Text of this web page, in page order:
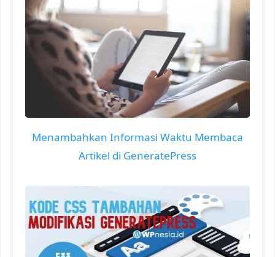
Menambahkan Informasi Waktu Membaca
Artikel di GeneratePress